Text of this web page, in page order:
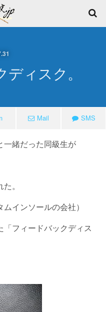
ィスク。
Mail SMS
一緒だった同級生が
。
インソールの会社）
フィードバックディス